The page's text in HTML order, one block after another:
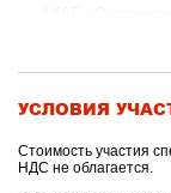
1465 «О
продукцию,
электронной
06.12.2017 №
УСЛОВИЯ
Стоимость участия
НДС не облагается.